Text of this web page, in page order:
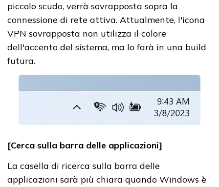
piccolo scudo, verrà sovrapposta sopra la
connessione di rete attiva. Attualmente, l'icona
VPN sovrapposta non utilizza il colore
dell'accento del sistema, ma lo farà in una build
futura.
[Cerca sulla barra delle applicazioni]
La casella di ricerca sulla barra delle
applicazioni sarà più chiara quando Windows è